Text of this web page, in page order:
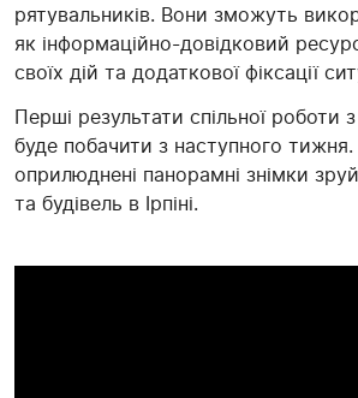
рятувальників. Вони зможуть
як інформаційно-довідковий
своїх дій та додаткової фіксації
Перші результати спільної роботи
буде побачити з наступного
оприлюднені панорамні знімки
та будівель в Ірпіні.